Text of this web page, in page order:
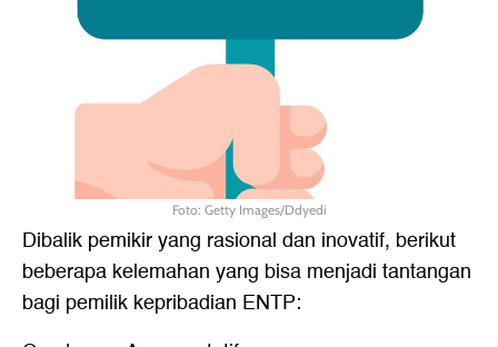
Foto: Getty Images/Ddyedi
Dibalik pemikir yang rasional dan inovatif, berikut
beberapa kelemahan yang bisa menjadi tantangan
bagi pemilik kepribadian ENTP: